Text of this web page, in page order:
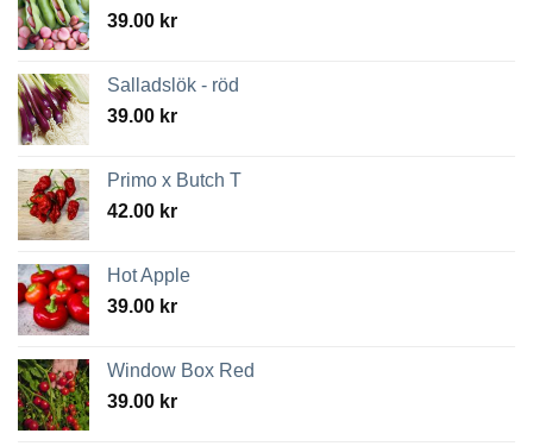
39.00 kr
Salladslök - röd
39.00 kr
Primo x Butch T
42.00 kr
Hot Apple
39.00 kr
Window Box Red
39.00 kr